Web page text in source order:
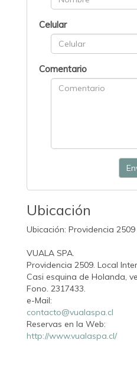
Celular
Comentario
Ubicación
Ubicación: Providencia 2509
VUALA SPA.
Providencia 2509. Local
Casi esquina de Holanda,
Fono. 2317433.
e-Mail:
contacto@vualaspa.cl
Reservas en la Web:
http://www.vualaspa.cl/